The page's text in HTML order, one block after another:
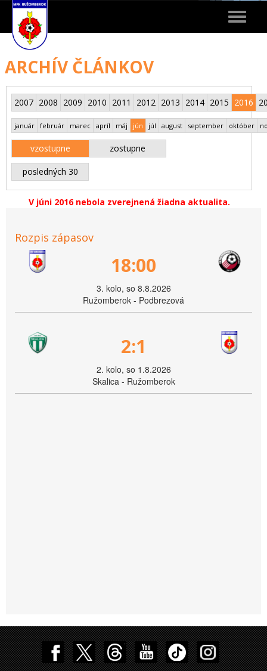
Toggle
ARCHÍV ČLÁNKOV
2007 2008 2009 2010 2011 2012 2013 2014 2015 2016
január február marec apríl máj jún júl august september október
vzostupne zostupne
posledných 30
V júni 2016 nebola zverejnená žiadna aktualita.
Rozpis zápasov
18:00
3. kolo, so 8.8.2026
Ružomberok - Podbrezová
2:1
2. kolo, so 1.8.2026
Skalica - Ružomberok